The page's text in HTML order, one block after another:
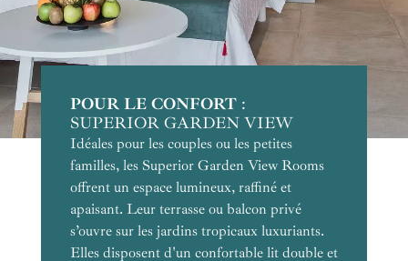
POUR LE CONFORT :
SUPERIOR GARDEN VIEW
Idéales pour les couples ou les petites
familles, les Superior Garden View Rooms
offrent un espace lumineux, raffiné et
apaisant. Leur terrasse ou balcon privé
s’ouvre sur les jardins tropicaux luxuriants.
Elles disposent d'un confortable lit double et
POUR LA VUE
NOTRE COUP DE COEUR
POUR LE CADRE
POUR LES VOYAGES DE NOCES
POUR LES FAMILLES
POUR L'ESPACE